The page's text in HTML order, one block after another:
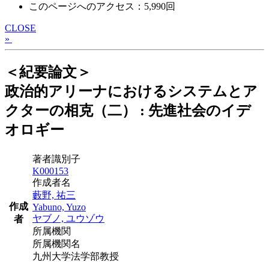
このページへのアクセス：5,990回
CLOSE
»
＜紀要論文＞
政治的アリーナにおけるシステムとア
クターの相克（二） : 先進社会のイデ
オロギー
作成
者
著者識別子
K000153
作成者名
藪野, 祐三
Yabuno, Yuzo
ヤブノ, ユウゾウ
所属機関
所属機関名
九州大学法学部教授